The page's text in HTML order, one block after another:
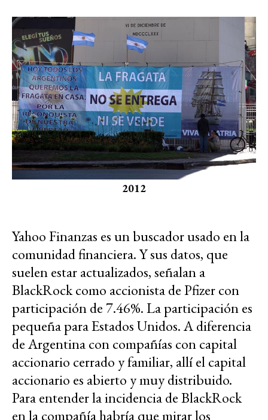
2012
Yahoo Finanzas es un buscador usado en la
comunidad financiera. Y sus datos, que
suelen estar actualizados, señalan a
BlackRock como accionista de Pfizer con
participación de 7.46%. La participación es
pequeña para Estados Unidos. A diferencia
de Argentina con compañías con capital
accionario cerrado y familiar, allí el capital
accionario es abierto y muy distribuido.
Para entender la incidencia de BlackRock
en la compañía habría que mirar los